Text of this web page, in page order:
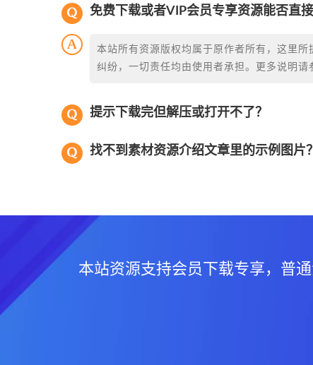
免费下载或者VIP会员专享资源能否直接
本站所有资源版权均属于原作者所有，这里
纠纷，一切责任均由使用者承担。更多说明请
提示下载完但解压或打开不了？
找不到素材资源介绍文章里的示例图片？
本站资源支持会员下载专享，普